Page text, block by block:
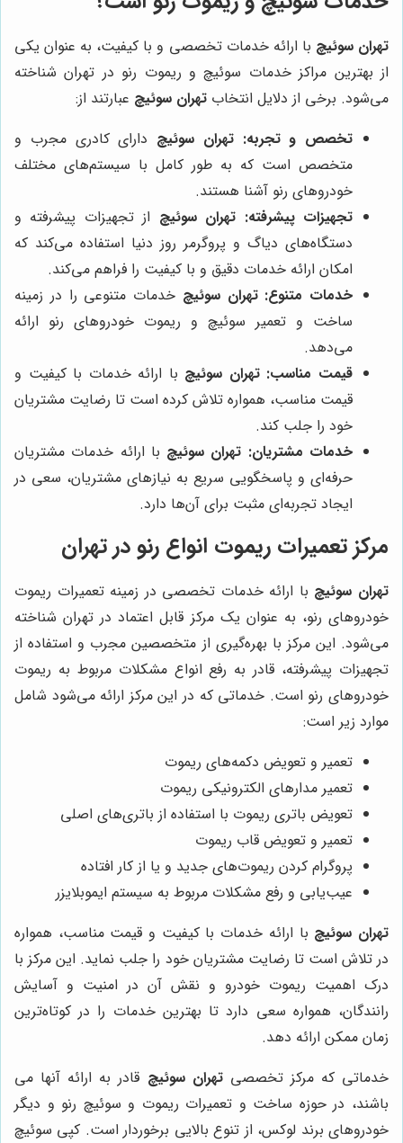
تهران سوئیچ با ارائه خدمات تخصصی و با کیفیت، به عنوان یکی
از بهترین مراکز خدمات سوئیچ و ریموت رنو در تهران شناخته
می‌شود. برخی از دلایل انتخاب تهران سوئیچ عبارتند از:
تخصص و تجربه: تهران سوئیچ دارای کادری مجرب و
متخصص است که به طور کامل با سیستم‌های مختلف
خودروهای رنو آشنا هستند.
تجهیزات پیشرفته: تهران سوئیچ از تجهیزات پیشرفته و
دستگاه‌های دیاگ و پروگرمر روز دنیا استفاده می‌کند که
امکان ارائه خدمات دقیق و با کیفیت را فراهم می‌کند.
خدمات متنوع: تهران سوئیچ خدمات متنوعی را در زمینه
ساخت و تعمیر سوئیچ و ریموت خودروهای رنو ارائه
می‌دهد.
قیمت مناسب: تهران سوئیچ با ارائه خدمات با کیفیت و
قیمت مناسب، همواره تلاش کرده است تا رضایت مشتریان
خود را جلب کند.
خدمات مشتریان: تهران سوئیچ با ارائه خدمات مشتریان
حرفه‌ای و پاسخگویی سریع به نیازهای مشتریان، سعی در
ایجاد تجربه‌ای مثبت برای آن‌ها دارد.
مرکز تعمیرات ریموت انواع رنو در تهران
تهران سوئیچ با ارائه خدمات تخصصی در زمینه تعمیرات ریموت
خودروهای رنو، به عنوان یک مرکز قابل اعتماد در تهران شناخته
می‌شود. این مرکز با بهره‌گیری از متخصصین مجرب و استفاده از
تجهیزات پیشرفته، قادر به رفع انواع مشکلات مربوط به ریموت
خودروهای رنو است. خدماتی که در این مرکز ارائه می‌شود شامل
موارد زیر است:
تعمیر و تعویض دکمه‌های ریموت
تعمیر مدارهای الکترونیکی ریموت
تعویض باتری ریموت با استفاده از باتری‌های اصلی
تعمیر و تعویض قاب ریموت
پروگرام کردن ریموت‌های جدید و یا از کار افتاده
عیب‌یابی و رفع مشکلات مربوط به سیستم ایموبلایزر
تهران سوئیچ با ارائه خدمات با کیفیت و قیمت مناسب، همواره
در تلاش است تا رضایت مشتریان خود را جلب نماید. این مرکز با
درک اهمیت ریموت خودرو و نقش آن در امنیت و آسایش
رانندگان، همواره سعی دارد تا بهترین خدمات را در کوتاه‌ترین
زمان ممکن ارائه دهد.
خدماتی که مرکز تخصصیتهران سوئیچ قادر به ارائه آنها می
باشند، در حوزه ساخت و تعمیرات ریموت و سوئیچ رنو و دیگر
خودروهای برند لوکس، از تنوع بالایی برخوردار است. کپی سوئیچ